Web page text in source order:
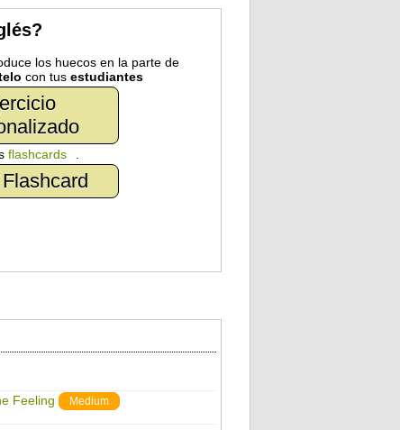
los huecos en la parte de
con tus estudiantes
flashcards
Feeling Medium